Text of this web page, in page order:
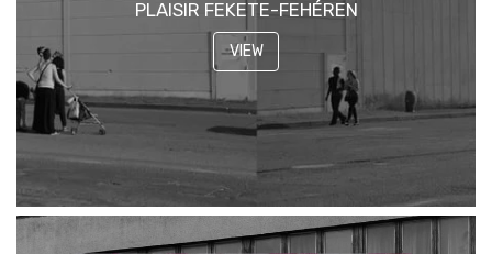
PLAISIR FEKETE-FEHÉREN
VIEW